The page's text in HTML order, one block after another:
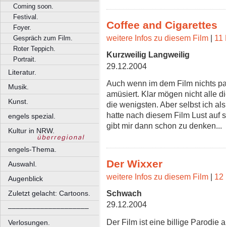
Coming soon.
Festival.
Foyer.
Gespräch zum Film.
Roter Teppich.
Portrait.
Literatur.
Musik.
Kunst.
engels spezial.
Kultur in NRW.
engels-Thema.
Auswahl.
Augenblick
Zuletzt gelacht: Cartoons.
––––––––––––––––––––
Verlosungen.
Coffee and Cigarettes
weitere Infos zu diesem Film | 11
Kurzweilig Langweilig
29.12.2004
Auch wenn im dem Film nichts
amüsiert. Klar mögen nicht alle
die wenigsten. Aber selbst ich
hatte nach diesem Film Lust auf
gibt mir dann schon zu denken...
Der Wixxer
weitere Infos zu diesem Film | 12
Schwach
29.12.2004
Der Film ist eine billige Parodie